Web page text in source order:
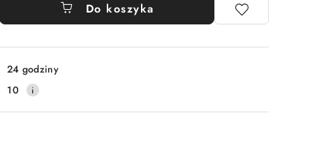
Do koszyka
24 godziny
10